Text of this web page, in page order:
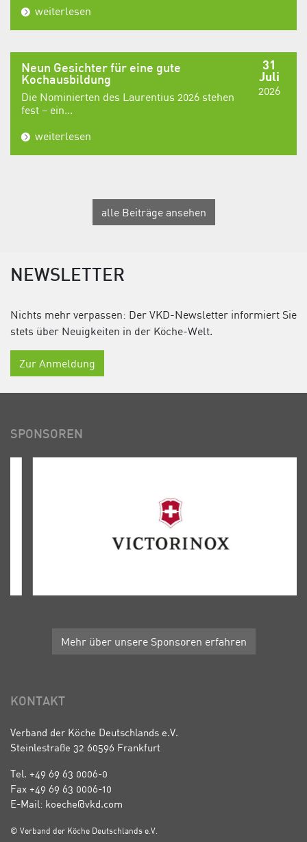
weiterlesen
31
Juli
2026
Neun Gesichter für eine gute
Kochausbildung
Die Nominierten des Laurentius 2026 stehen
fest – ein...
weiterlesen
alle Beiträge ansehen
NEWSLETTER
Nichts mehr verpassen: Der VKD-Newsletter informiert Sie
stets über Neuigkeiten in der Köche-Welt.
Zur Anmeldung
SPONSOREN
Mehr über unsere Sponsoren erfahren
KONTAKT
Verband der Köche Deutschlands e.V.
Steinlestraße 32 60596 Frankfurt
Tel. +49 69 63 0006-0
Fax +49 69 63 0006-10
E-Mail: koeche@vkd.com
© Verband der Köche Deutschlands e.V.